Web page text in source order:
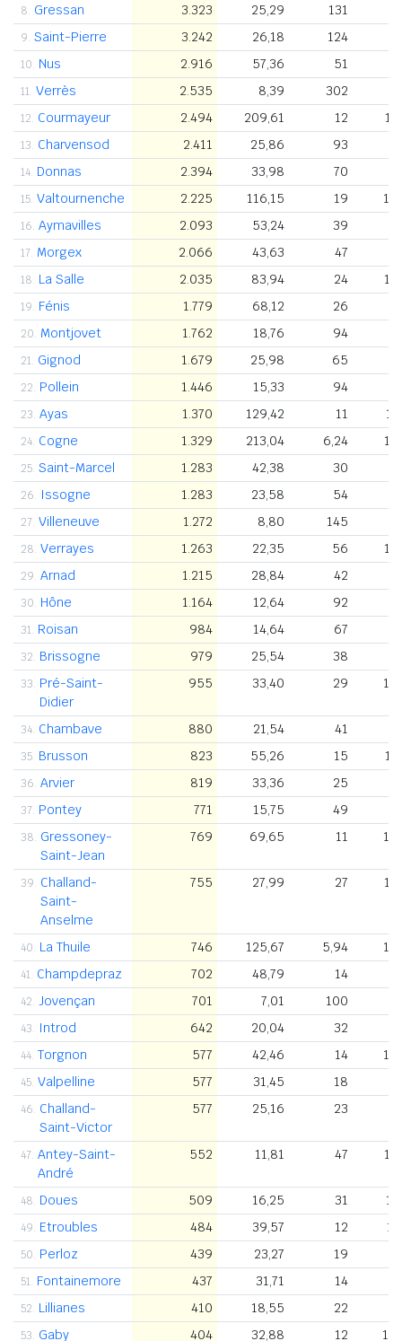
8. Gressan 3.323 25,29 131
9. Saint-Pierre 3.242 26,18 124
10. Nus 2.916 57,36 51
11. Verrès 2.535 8,39 302
12. Courmayeur 2.494 209,61 12
13. Charvensod 2.411 25,86 93
14. Donnas 2.394 33,98 70
15. Valtournenche 2.225 116,15 19
16. Aymavilles 2.093 53,24 39
17. Morgex 2.066 43,63 47
18. La Salle 2.035 83,94 24
19. Fénis 1.779 68,12 26
20. Montjovet 1.762 18,76 94
21. Gignod 1.679 25,98 65
22. Pollein 1.446 15,33 94
23. Ayas 1.370 129,42 11
24. Cogne 1.329 213,04 6,24
25. Saint-Marcel 1.283 42,38 30
26. Issogne 1.283 23,58 54
27. Villeneuve 1.272 8,80 145
28. Verrayes 1.263 22,35 56
29. Arnad 1.215 28,84 42
30. Hône 1.164 12,64 92
31. Roisan 984 14,64 67
32. Brissogne 979 25,54 38
33. Pré-Saint-
Didier
955 33,40 29
34. Chambave 880 21,54 41
35. Brusson 823 55,26 15
36. Arvier 819 33,36 25
37. Pontey 771 15,75 49
38. Gressoney-
Saint-Jean
769 69,65 11
39. Challand-
Saint-
Anselme
755 27,99 27
40. La Thuile 746 125,67 5,94
41. Champdepraz 702 48,79 14
42. Jovençan 701 7,01 100
43. Introd 642 20,04 32
44. Torgnon 577 42,46 14
45. Valpelline 577 31,45 18
46. Challand-
Saint-Victor
577 25,16 23
47. Antey-Saint-
André
552 11,81 47
48. Doues 509 16,25 31
49. Etroubles 484 39,57 12
50. Perloz 439 23,27 19
51. Fontainemore 437 31,71 14
52. Lillianes 410 18,55 22
53. Gaby 404 32,88 12